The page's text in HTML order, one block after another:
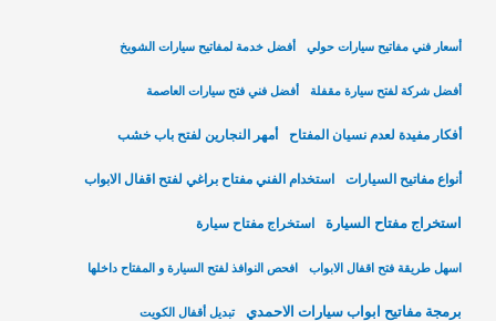
أسعار فني مفاتيح سيارات حولي أفضل خدمة لمفاتيح سيارات الشويخ
أفضل شركة لفتح سيارة مقفلة أفضل فني فتح سيارات العاصمة
أفكار مفيدة لعدم نسيان المفتاح أمهر النجارين لفتح باب خشب
أنواع مفاتيح السيارات استخدام الفني مفتاح براغي لفتح اقفال الابواب
استخراج مفتاح السيارة استخراج مفتاح سيارة
اسهل طريقة فتح اقفال الابواب افحص النوافذ لفتح السيارة و المفتاح داخلها
برمجة مفاتيح ابواب سيارات الاحمدي تبديل أقفال الكويت